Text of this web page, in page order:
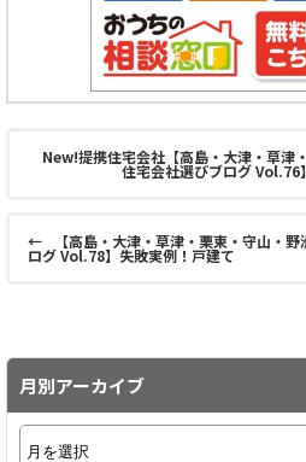
New!提携住宅会社【高島・大津・草津
住宅会社選びブログ
← 【高島・大津・草津・栗東・守山・
ログ Vol.78】失敗実例！戸建て
月別アーカイブ